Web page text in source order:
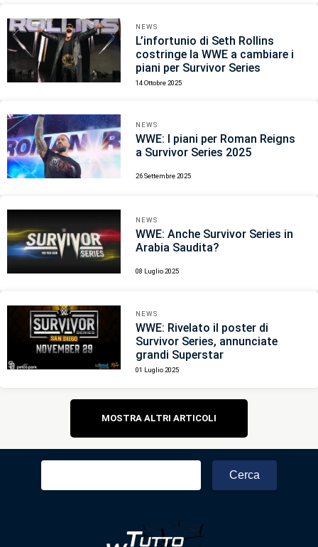
NEWS
L’infortunio di Seth Rollins
costringe la WWE a cambiare i
piani per Survivor Series
14 Ottobre 2025
NEWS
WWE: I piani per Roman Reigns
a Survivor Series 2025
26 Settembre 2025
NEWS
WWE: Anche Survivor Series in
Arabia Saudita?
08 Luglio 2025
NEWS
WWE: Rivelato il poster di
Survivor Series, annunciate
grandi Superstar
01 Luglio 2025
Navigazione
articoli
MOSTRA ALTRI ARTICOLI
Ricerca